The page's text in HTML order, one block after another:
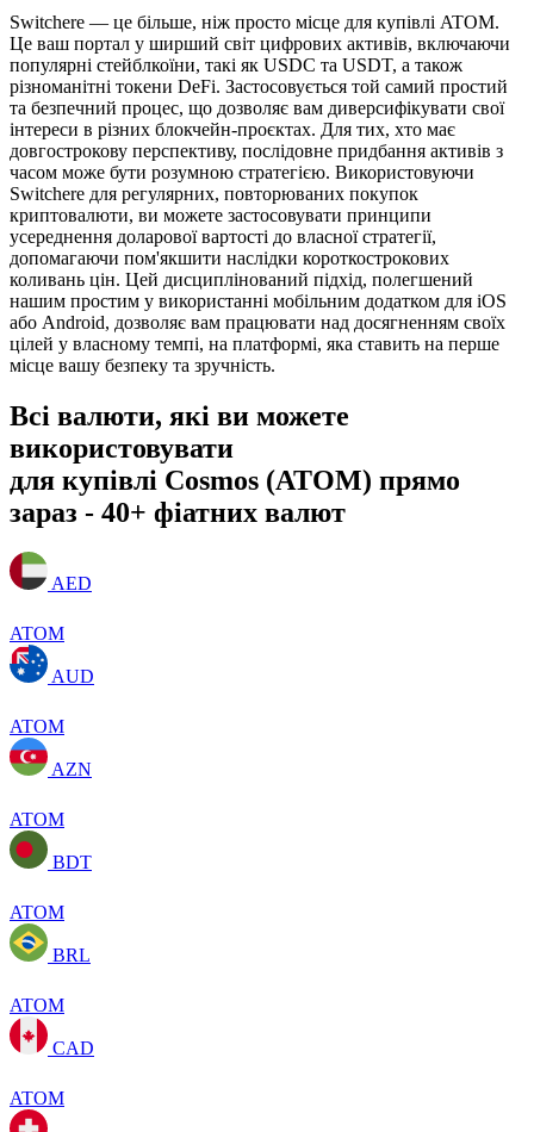
Switchere — це більше, ніж просто місце для купівлі ATOM.
Це ваш портал у ширший світ цифрових активів, включаючи
популярні стейблкоїни, такі як USDC та USDT, а також
різноманітні токени DeFi. Застосовується той самий простий
та безпечний процес, що дозволяє вам диверсифікувати свої
інтереси в різних блокчейн-проєктах. Для тих, хто має
довгострокову перспективу, послідовне придбання активів з
часом може бути розумною стратегією. Використовуючи
Switchere для регулярних, повторюваних покупок
криптовалюти, ви можете застосовувати принципи
усереднення доларової вартості до власної стратегії,
допомагаючи пом'якшити наслідки короткострокових
коливань цін. Цей дисциплінований підхід, полегшений
нашим простим у використанні мобільним додатком для iOS
або Android, дозволяє вам працювати над досягненням своїх
цілей у власному темпі, на платформі, яка ставить на перше
місце вашу безпеку та зручність.
Всі валюти, які ви можете
використовувати
для купівлі Cosmos (ATOM) прямо
зараз - 40+ фіатних валют
AED
ATOM
AUD
ATOM
AZN
ATOM
BDT
ATOM
BRL
ATOM
CAD
ATOM